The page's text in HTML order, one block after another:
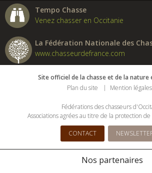
Tempo Chasse
Venez chasser en Occitanie
La Fédération Nationale des
www.chasseurdefrance.com
Site officiel de la chasse et de la nature
Plan du site
Mention légales
Fédérations des chasseurs
Associations agrées au titre de la protection
CONTACT
Nos partenaires